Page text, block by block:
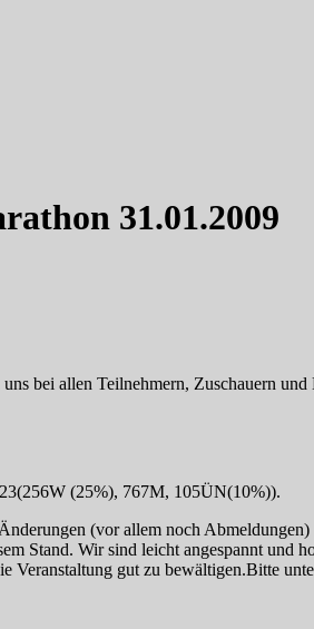
31.01.2009
bei allen Teilnehmern, Zuschauern
(25%), 767M, 105ÜN(10%)).
(vor allem noch
Stand. Wir sind leicht angespannt und
Veranstaltung gut zu bewältigen.Bitte